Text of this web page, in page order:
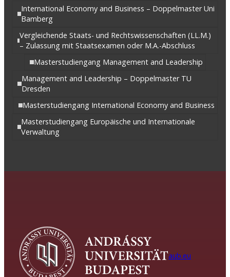
International Economy and Business – Doppelmaster Uni
Bamberg
Vergleichende Staats- und Rechtswissenschaften (LL.M.)
– Zulassung mit Staatsexamen oder M.A.-Abschluss
Masterstudiengang Management and Leadership
Management and Leadership – Doppelmaster TU
Dresden
Masterstudiengang International Economy and Business
Masterstudiengang Europäische und Internationale
Verwaltung
aub.eu